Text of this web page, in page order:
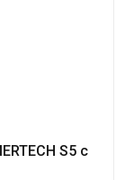
S5 с